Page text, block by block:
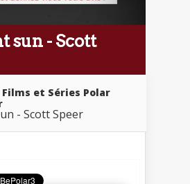
sun - Scott
Films et Séries Polar
- Scott Speer